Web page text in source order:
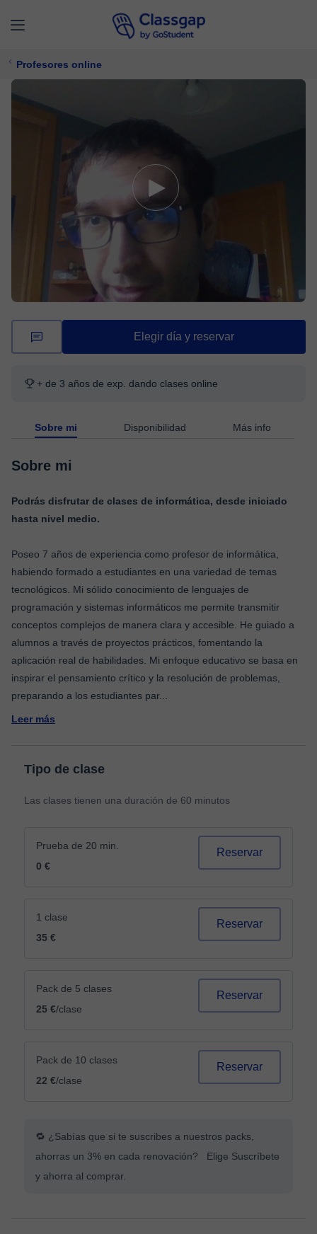
Profesores online
Informática, Programación
Ofrece prueba gratuita
Elegir día y reservar
+ de 3 años de exp. dando clases online
Sobre mi Disponibilidad Más info
Sobre mi
Podrás disfrutar de clases de informática, desde iniciado
hasta nivel medio.
Poseo 7 años de experiencia como profesor de informática,
habiendo formado a estudiantes en una variedad de temas
tecnológicos. Mi sólido conocimiento de lenguajes de
programación y sistemas informáticos me permite transmitir
conceptos complejos de manera clara y accesible. He guiado a
alumnos a través de proyectos prácticos, fomentando la
aplicación real de habilidades. Mi enfoque educativo se basa en
inspirar el pensamiento crítico y la resolución de problemas,
preparando a los estudiantes par...
Leer más
Tipo de clase
Las clases tienen una duración de 60 minutos
Prueba de 20 min.
0 €
Reservar
1 clase
35 €
Reservar
Pack de 5 clases
25 €/clase
Reservar
Pack de 10 clases
22 €/clase
Reservar
🔁 ¿Sabías que si te suscribes a nuestros packs,
ahorras un 3% en cada renovación? Elige Suscríbete
y ahorra al comprar.